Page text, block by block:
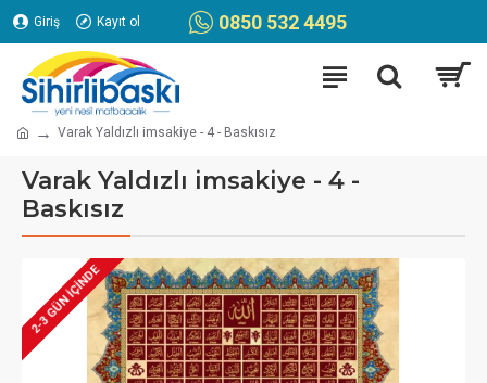
Giriş Kayıt ol 0850 532 4495
Varak Yaldızlı imsakiye - 4 - Baskısız
Varak Yaldızlı imsakiye - 4 -
Baskısız
2-3 GÜN IÇINDE